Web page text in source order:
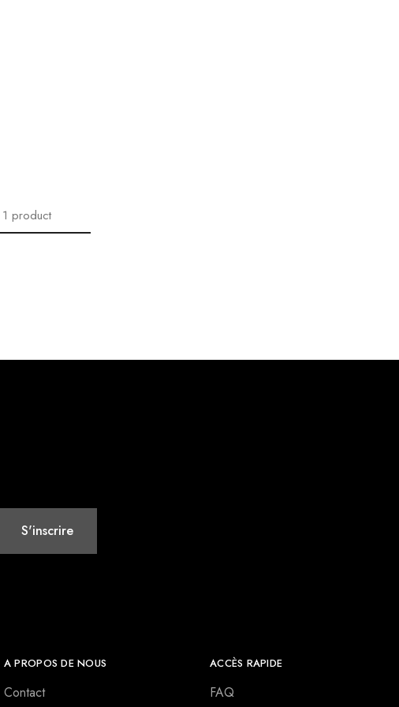
1product
A PROPOS DE NOUS
Contact
ACCÈS RAPIDE
FAQ